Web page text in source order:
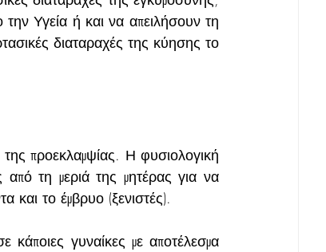
Υγεία ή και να απειλήσουν τη
διαταραχές της κύησης το
προεκλαμψίας. Η φυσιολογική
από τη μεριά της μητέρας για να
και το έμβρυο (ξενιστές).
κάποιες γυναίκες με αποτέλεσμα